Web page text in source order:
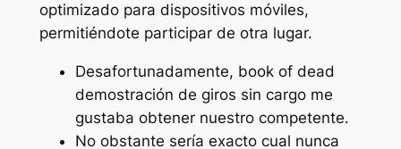
optimizado para dispositivos móviles,
permitiéndote participar de otra lugar.
Desafortunadamente, book of dead
demostración de giros sin cargo me
gustaba obtener nuestro competente.
No obstante serí­a exacto cual nunca